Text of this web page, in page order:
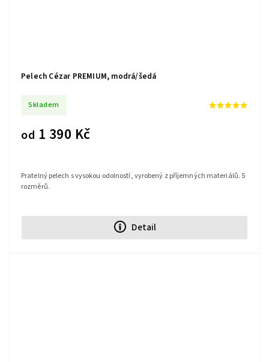
Pelech Cézar PREMIUM, modrá/šedá
Skladem
od 1 390 Kč
Detail
Pratelný pelech s vysokou odolností, vyrobený z příjemných materiálů. 5
rozměrů.